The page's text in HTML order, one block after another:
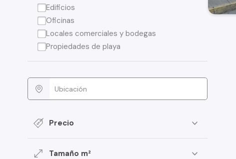
Edificios
Oficinas
Locales comerciales y bodegas
Propiedades de playa
Precio
Tamaño m²